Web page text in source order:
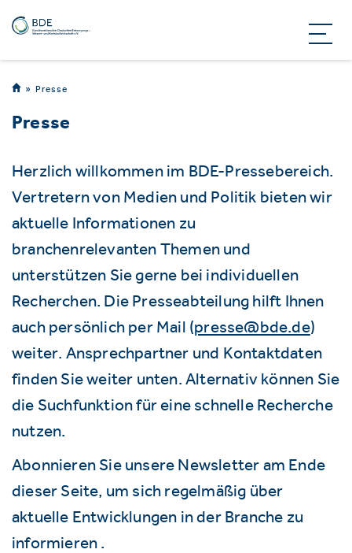
Presse
Presse
Herzlich willkommen im BDE-Pressebereich.
Vertretern von Medien und Politik bieten wir
aktuelle Informationen zu
branchenrelevanten Themen und
unterstützen Sie gerne bei individuellen
Recherchen. Die Presseabteilung hilft Ihnen
auch persönlich per Mail (presse@bde.de)
weiter. Ansprechpartner und Kontaktdaten
finden Sie weiter unten. Alternativ können Sie
die Suchfunktion für eine schnelle Recherche
nutzen.
Abonnieren Sie unsere Newsletter am Ende
dieser Seite, um sich regelmäßig über
aktuelle Entwicklungen in der Branche zu
informieren .